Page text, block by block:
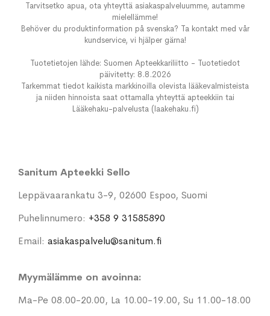
Tarvitsetko apua, ota yhteyttä asiakaspalveluumme, autamme
mielellämme!
Behöver du produktinformation på svenska? Ta kontakt med vår
kundservice, vi hjälper gärna!
Tuotetietojen lähde: Suomen Apteekkariliitto - Tuotetiedot
päivitetty: 8.8.2026
Tarkemmat tiedot kaikista markkinoilla olevista lääkevalmisteista
ja niiden hinnoista saat ottamalla yhteyttä apteekkiin tai
Lääkehaku-palvelusta (laakehaku.fi)
Sanitum Apteekki Sello
Leppävaarankatu 3-9, 02600 Espoo, Suomi
Puhelinnumero: +358 9 31585890
Email: asiakaspalvelu@sanitum.fi
Myymälämme on avoinna:
Ma-Pe 08.00-20.00, La 10.00-19.00, Su 11.00-18.00